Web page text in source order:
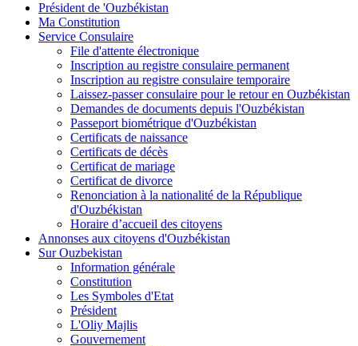
Président de 'Ouzbékistan
Ma Constitution
Service Consulaire
File d'attente électronique
Inscription au registre consulaire permanent
Inscription au registre consulaire temporaire
Laissez-passer consulaire pour le retour en Ouzbékistan
Demandes de documents depuis l'Ouzbékistan
Passeport biométrique d'Ouzbékistan
Certificats de naissance
Certificats de décès
Certificat de mariage
Certificat de divorce
Renonciation à la nationalité de la République
d'Ouzbékistan
Horaire d’accueil des citoyens
Annonses aux citoyens d'Ouzbékistan
Sur Ouzbekistan
Information générale
Constitution
Les Symboles d'Etat
Président
L'Oliy Majlis
Gouvernement